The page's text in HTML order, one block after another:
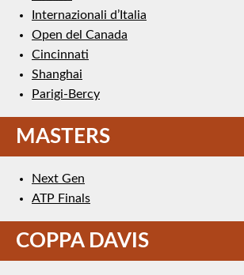
Internazionali d’Italia
Open del Canada
Cincinnati
Shanghai
Parigi-Bercy
MASTERS
Next Gen
ATP Finals
COPPA DAVIS